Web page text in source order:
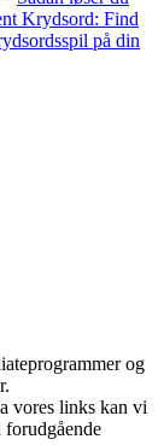
Krydsord: Find
på din
og
vores links kan vi